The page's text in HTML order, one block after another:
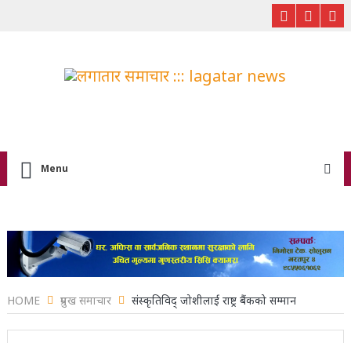
Menu
HOME प्रमुख समाचार संस्कृतिविद् जोशीलाई राष्ट्र बैंकको सम्मान